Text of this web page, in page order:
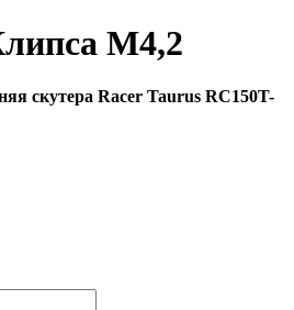
M4,2
скутера Racer Taurus RC150T-